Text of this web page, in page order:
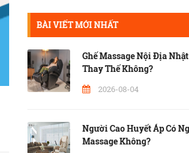
BÀI VIẾT MỚI NHẤT
Ghế Massage Nội Địa
Thay Thế Không?
2026-08-04
Người Cao Huyết Áp Có
Massage Không?